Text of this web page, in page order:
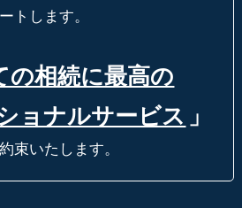
ートします。
の相続に最高の
ョナルサービス 」
束いたします。